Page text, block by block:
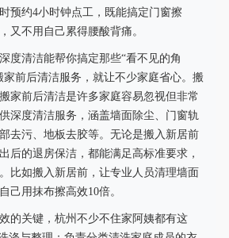
预约4小时钟点工，既能搞定门窗擦
又不用自己累得腰酸背痛。
度清洁能帮你搞定那些“看不见的角
家前后清洁服务，就让不少家庭省心。搬
家前后清洁是许多家庭容易忽视但非常
深度清洁服务，涵盖墙面除尘、门窗轨
去污、地板去胶等。无论是搬入新居前
后的退房保洁，都能满足高标准要求，
比如搬入新居前，让专业人员清理墙面
己用抹布擦高效10倍。
的关键，杭州不少不住家阿姨都有这